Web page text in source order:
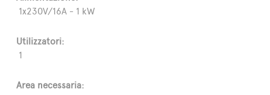
1x230V/16A - 1 kW
Utilizzatori:
1
Area necessaria: